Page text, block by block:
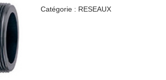
Catégorie : RESEAUX